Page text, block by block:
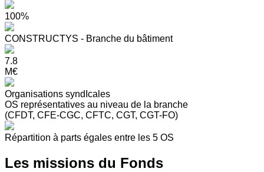
100%
CONSTRUCTYS - Branche du bâtiment
7.8
M€
Organisations syndIcales
OS représentatives au niveau de la branche
(CFDT, CFE-CGC, CFTC, CGT, CGT-FO)
Répartition à parts égales entre les 5 OS
Les missions du Fonds